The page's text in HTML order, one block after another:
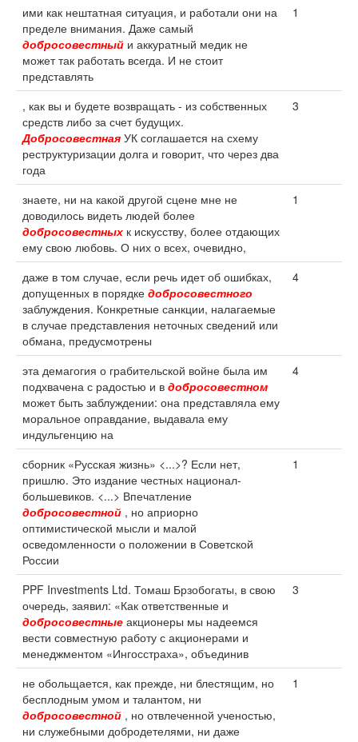
ими как нештатная ситуация, и работали они на
пределе внимания. Даже самый
добросовестный и аккуратный медик не
может так работать всегда. И не стоит
представлять
1
, как вы и будете возвращать - из собственных
средств либо за счет будущих.
Добросовестная УК соглашается на схему
реструктуризации долга и говорит, что через два
года
3
знаете, ни на какой другой сцене мне не
доводилось видеть людей более
добросовестных к искусству, более отдающих
ему свою любовь. О них о всех, очевидно,
1
даже в том случае, если речь идет об ошибках,
допущенных в порядке добросовестного
заблуждения. Конкретные санкции, налагаемые
в случае представления неточных сведений или
обмана, предусмотрены
4
эта демагогия о грабительской войне была им
подхвачена с радостью и в добросовестном
может быть заблуждении: она представляла ему
моральное оправдание, выдавала ему
индульгенцию на
4
сборник «Русская жизнь» <...>? Если нет,
пришлю. Это издание честных национал-
большевиков. <...> Впечатление
добросовестной , но априорно
оптимистической мысли и малой
осведомленности о положении в Советской
России
1
PPF Investments Ltd. Томаш Брзобогаты, в свою
очередь, заявил: «Как ответственные и
добросовестные акционеры мы надеемся
вести совместную работу с акционерами и
менеджментом «Ингосстраха», объединив
3
не обольщается, как прежде, ни блестящим, но
бесплодным умом и талантом, ни
добросовестной , но отвлеченной ученостью,
ни служебными добродетелями, ни даже
1